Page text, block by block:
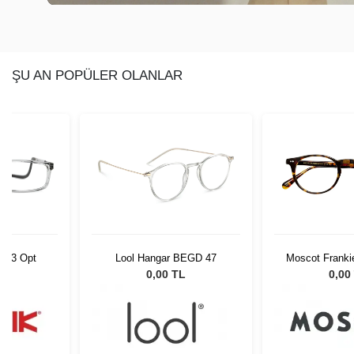
ŞU AN POPÜLER OLANLAR
Opt Lool Hangar BEGD 47
0,00 TL
Moscot
0,00